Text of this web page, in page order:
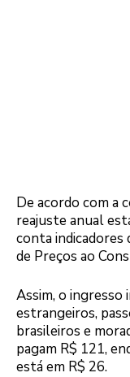
De acordo com a
reajuste anual
conta indicadores
de Preços ao
Assim, o
estrangeiros,
brasileiros e
pagam R$ 121,
está em R$ 26.